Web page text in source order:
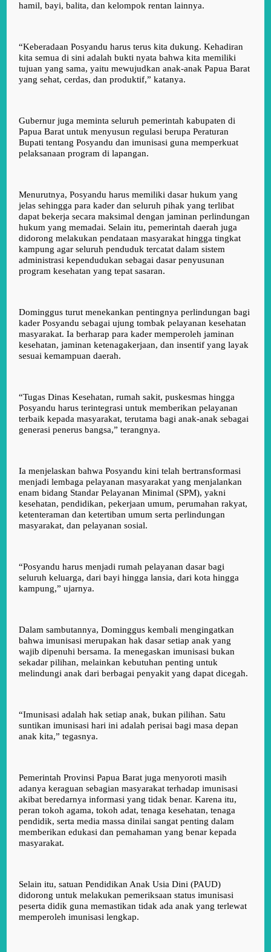
hamil, bayi, balita, dan kelompok rentan lainnya.
“Keberadaan Posyandu harus terus kita dukung. Kehadiran
kita semua di sini adalah bukti nyata bahwa kita memiliki
tujuan yang sama, yaitu mewujudkan anak-anak Papua Barat
yang sehat, cerdas, dan produktif,” katanya.
Gubernur juga meminta seluruh pemerintah kabupaten di
Papua Barat untuk menyusun regulasi berupa Peraturan
Bupati tentang Posyandu dan imunisasi guna memperkuat
pelaksanaan program di lapangan.
Menurutnya, Posyandu harus memiliki dasar hukum yang
jelas sehingga para kader dan seluruh pihak yang terlibat
dapat bekerja secara maksimal dengan jaminan perlindungan
hukum yang memadai. Selain itu, pemerintah daerah juga
didorong melakukan pendataan masyarakat hingga tingkat
kampung agar seluruh penduduk tercatat dalam sistem
administrasi kependudukan sebagai dasar penyusunan
program kesehatan yang tepat sasaran.
Dominggus turut menekankan pentingnya perlindungan bagi
kader Posyandu sebagai ujung tombak pelayanan kesehatan
masyarakat. Ia berharap para kader memperoleh jaminan
kesehatan, jaminan ketenagakerjaan, dan insentif yang layak
sesuai kemampuan daerah.
“Tugas Dinas Kesehatan, rumah sakit, puskesmas hingga
Posyandu harus terintegrasi untuk memberikan pelayanan
terbaik kepada masyarakat, terutama bagi anak-anak sebagai
generasi penerus bangsa,” terangnya.
Ia menjelaskan bahwa Posyandu kini telah bertransformasi
menjadi lembaga pelayanan masyarakat yang menjalankan
enam bidang Standar Pelayanan Minimal (SPM), yakni
kesehatan, pendidikan, pekerjaan umum, perumahan rakyat,
ketenteraman dan ketertiban umum serta perlindungan
masyarakat, dan pelayanan sosial.
“Posyandu harus menjadi rumah pelayanan dasar bagi
seluruh keluarga, dari bayi hingga lansia, dari kota hingga
kampung,” ujarnya.
Dalam sambutannya, Dominggus kembali mengingatkan
bahwa imunisasi merupakan hak dasar setiap anak yang
wajib dipenuhi bersama. Ia menegaskan imunisasi bukan
sekadar pilihan, melainkan kebutuhan penting untuk
melindungi anak dari berbagai penyakit yang dapat dicegah.
“Imunisasi adalah hak setiap anak, bukan pilihan. Satu
suntikan imunisasi hari ini adalah perisai bagi masa depan
anak kita,” tegasnya.
Pemerintah Provinsi Papua Barat juga menyoroti masih
adanya keraguan sebagian masyarakat terhadap imunisasi
akibat beredarnya informasi yang tidak benar. Karena itu,
peran tokoh agama, tokoh adat, tenaga kesehatan, tenaga
pendidik, serta media massa dinilai sangat penting dalam
memberikan edukasi dan pemahaman yang benar kepada
masyarakat.
Selain itu, satuan Pendidikan Anak Usia Dini (PAUD)
didorong untuk melakukan pemeriksaan status imunisasi
peserta didik guna memastikan tidak ada anak yang terlewat
memperoleh imunisasi lengkap.